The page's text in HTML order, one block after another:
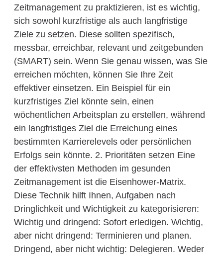
Zeitmanagement zu praktizieren, ist es wichtig,
sich sowohl kurzfristige als auch langfristige
Ziele zu setzen. Diese sollten spezifisch,
messbar, erreichbar, relevant und zeitgebunden
(SMART) sein. Wenn Sie genau wissen, was Sie
erreichen möchten, können Sie Ihre Zeit
effektiver einsetzen. Ein Beispiel für ein
kurzfristiges Ziel könnte sein, einen
wöchentlichen Arbeitsplan zu erstellen, während
ein langfristiges Ziel die Erreichung eines
bestimmten Karrierelevels oder persönlichen
Erfolgs sein könnte. 2. Prioritäten setzen Eine
der effektivsten Methoden im gesunden
Zeitmanagement ist die Eisenhower-Matrix.
Diese Technik hilft Ihnen, Aufgaben nach
Dringlichkeit und Wichtigkeit zu kategorisieren:
Wichtig und dringend: Sofort erledigen. Wichtig,
aber nicht dringend: Terminieren und planen.
Dringend, aber nicht wichtig: Delegieren. Weder